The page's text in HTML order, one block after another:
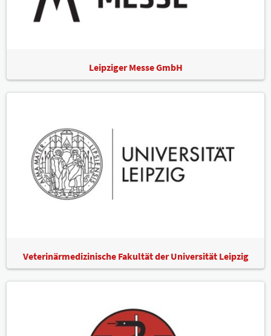
Leipziger Messe GmbH
Veterinärmedizinische Fakultät der Universität Leipzig